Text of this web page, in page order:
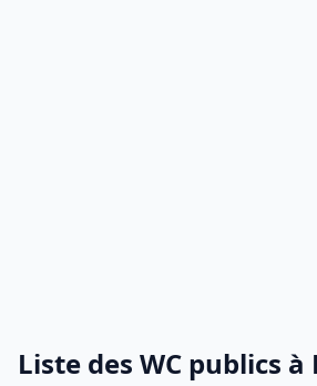
Liste des WC publics à